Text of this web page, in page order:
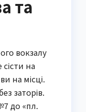
та
вокзалу
на
на місці.
заторів.
до «пл.